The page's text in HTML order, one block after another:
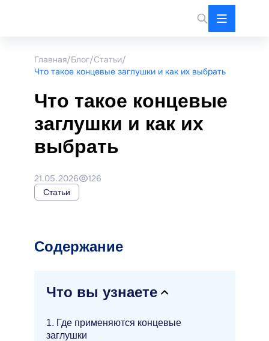
Главная/Блог/Cтатьи/
Что такое концевые заглушки и как их выбрать
Что такое концевые
заглушки и как их
выбрать
21.05.2026 126
Cтатьи
Содержание
Что вы узнаете
1. Где применяются концевые
заглушки